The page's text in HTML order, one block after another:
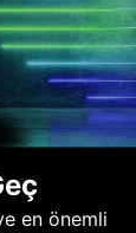
en önemli